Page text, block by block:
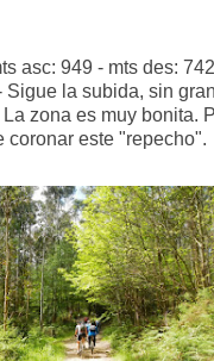
asc: 949 - mts des:
Sigue la subida, sin
zona es muy bonita.
coronar este "repecho".